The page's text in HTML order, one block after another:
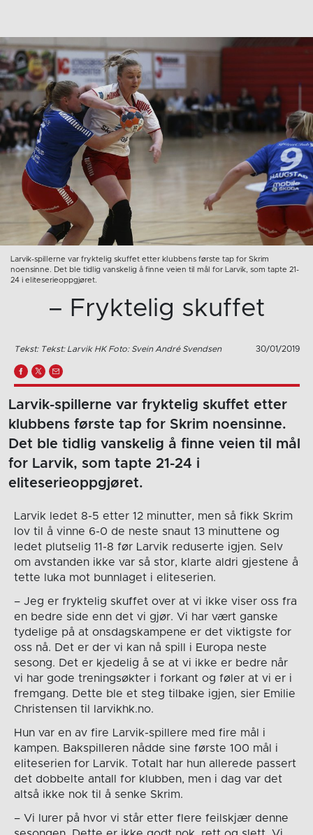
Larvik-spillerne var fryktelig skuffet etter klubbens første tap for Skrim
noensinne. Det ble tidlig vanskelig å finne veien til mål for Larvik, som tapte 21-
24 i eliteserieoppgjøret.
– Fryktelig skuffet
Tekst: Tekst: Larvik HK Foto: Svein André Svendsen 30/01/2019
Larvik-spillerne var fryktelig skuffet etter
klubbens første tap for Skrim noensinne.
Det ble tidlig vanskelig å finne veien til mål
for Larvik, som tapte 21-24 i
eliteserieoppgjøret.
Larvik ledet 8-5 etter 12 minutter, men så fikk Skrim
lov til å vinne 6-0 de neste snaut 13 minuttene og
ledet plutselig 11-8 før Larvik reduserte igjen. Selv
om avstanden ikke var så stor, klarte aldri gjestene å
tette luka mot bunnlaget i eliteserien.
– Jeg er fryktelig skuffet over at vi ikke viser oss fra
en bedre side enn det vi gjør. Vi har vært ganske
tydelige på at onsdagskampene er det viktigste for
oss nå. Det er der vi kan nå spill i Europa neste
sesong. Det er kjedelig å se at vi ikke er bedre når
vi har gode treningsøkter i forkant og føler at vi er i
fremgang. Dette ble et steg tilbake igjen, sier Emilie
Christensen til larvikhk.no.
Hun var en av fire Larvik-spillere med fire mål i
kampen. Bakspilleren nådde sine første 100 mål i
eliteserien for Larvik. Totalt har hun allerede passert
det dobbelte antall for klubben, men i dag var det
altså ikke nok til å senke Skrim.
– Vi lurer på hvor vi står etter flere feilskjær denne